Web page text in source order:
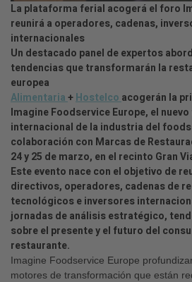
La plataforma ferial acogerá el foro
reunirá a operadores, cadenas,
internacionales
Un destacado panel de expertos
tendencias que transformarán la
europea
Alimentaria+Hostelco acogerán la
Imagine Foodservice Europe, el
internacional de la industria del
colaboración con Marcas de
24 y 25 de marzo, en el recinto Gran
Este evento nace con el objetivo de
directivos, operadores, cadenas de
tecnológicos e inversores
jornadas de análisis estratégico,
sobre el presente y el futuro del
restaurante.
Imagine Foodservice Europe
motores de transformación que están